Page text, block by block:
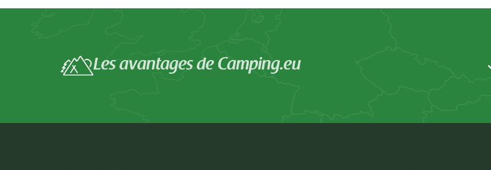
Les avantages de Camping.eu